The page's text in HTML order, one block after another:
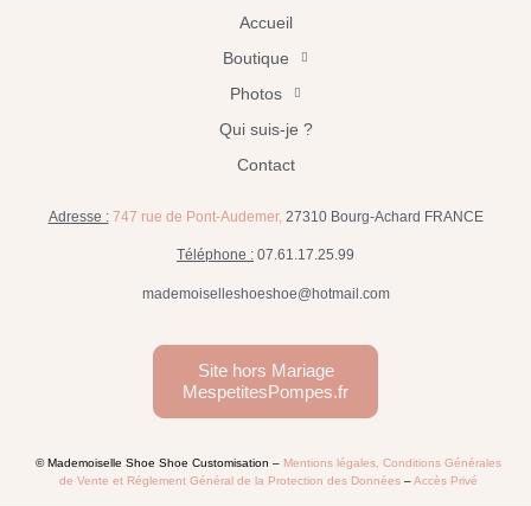
Accueil
Boutique
Photos
Qui suis-je ?
Contact
Adresse : 747 rue de Pont-Audemer, 27310 Bourg-Achard FRANCE
Téléphone : 07.61.17.25.99
mademoiselleshoeshoe@hotmail.com
Site hors Mariage
MespetitesPompes.fr
© Mademoiselle Shoe Shoe Customisation – Mentions légales, Conditions Générales
de Vente et Réglement Général de la Protection des Données –Accès Privé